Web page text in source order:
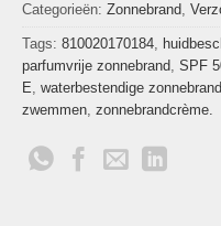
Categorieën: Zonnebrand,
Tags: 810020170184,
parfumvrije zonnebrand, SPF
E, waterbestendige zonnebrand
zwemmen, zonnebrandcrème.